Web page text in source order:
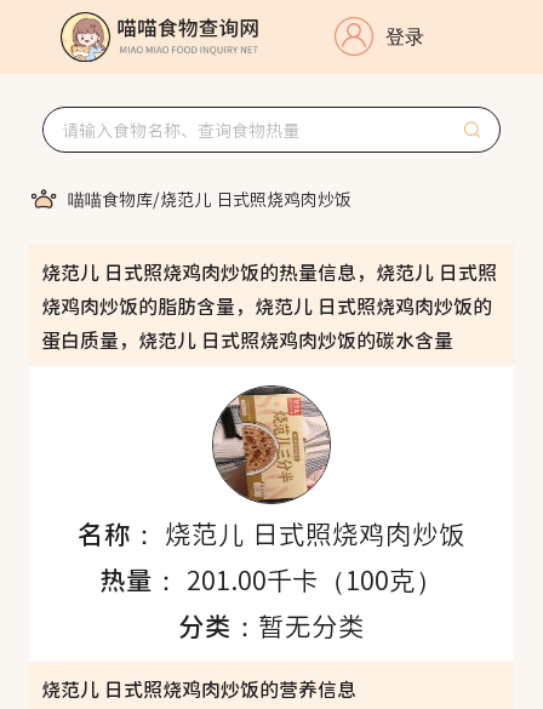
登录
喵喵食物库/烧范儿 日式照烧鸡肉炒饭
烧范儿 日式照烧鸡肉炒饭的热量信息，烧范儿 日式照
烧鸡肉炒饭的脂肪含量，烧范儿 日式照烧鸡肉炒饭的
蛋白质量，烧范儿 日式照烧鸡肉炒饭的碳水含量
名称： 烧范儿 日式照烧鸡肉炒饭
热量： 201.00千卡（100克）
分类： 暂无分类
烧范儿 日式照烧鸡肉炒饭的营养信息